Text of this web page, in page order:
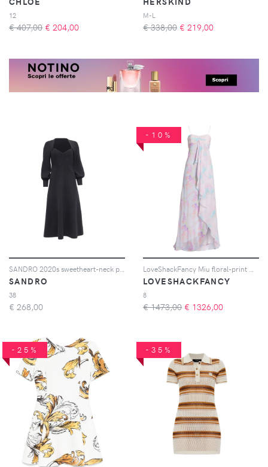
12
€ 407,00 € 204,00
M-L
€ 338,00 € 219,00
SANDRO
38
€ 268,00
-10%
LOVESHACKFANCY
8
€ 1473,00 € 1326,00
-25% -35%